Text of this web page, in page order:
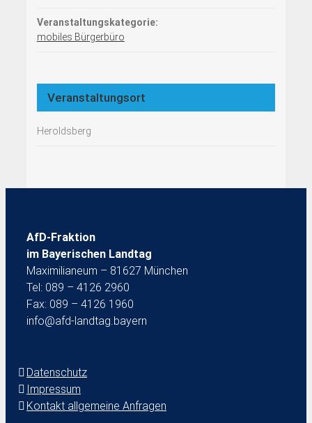
Veranstaltungskategorie:
mobiles Bürgerbüro
Veranstaltungsort
Heroldsberg
AfD-Fraktion
im Bayerischen Landtag
Maximilianeum – 81627 München
Tel: 089 – 4126 2960
Fax: 089 – 4126 1960
info@afd-landtag.bayern
Datenschutz
Impressum
Kontakt allgemeine Anfragen